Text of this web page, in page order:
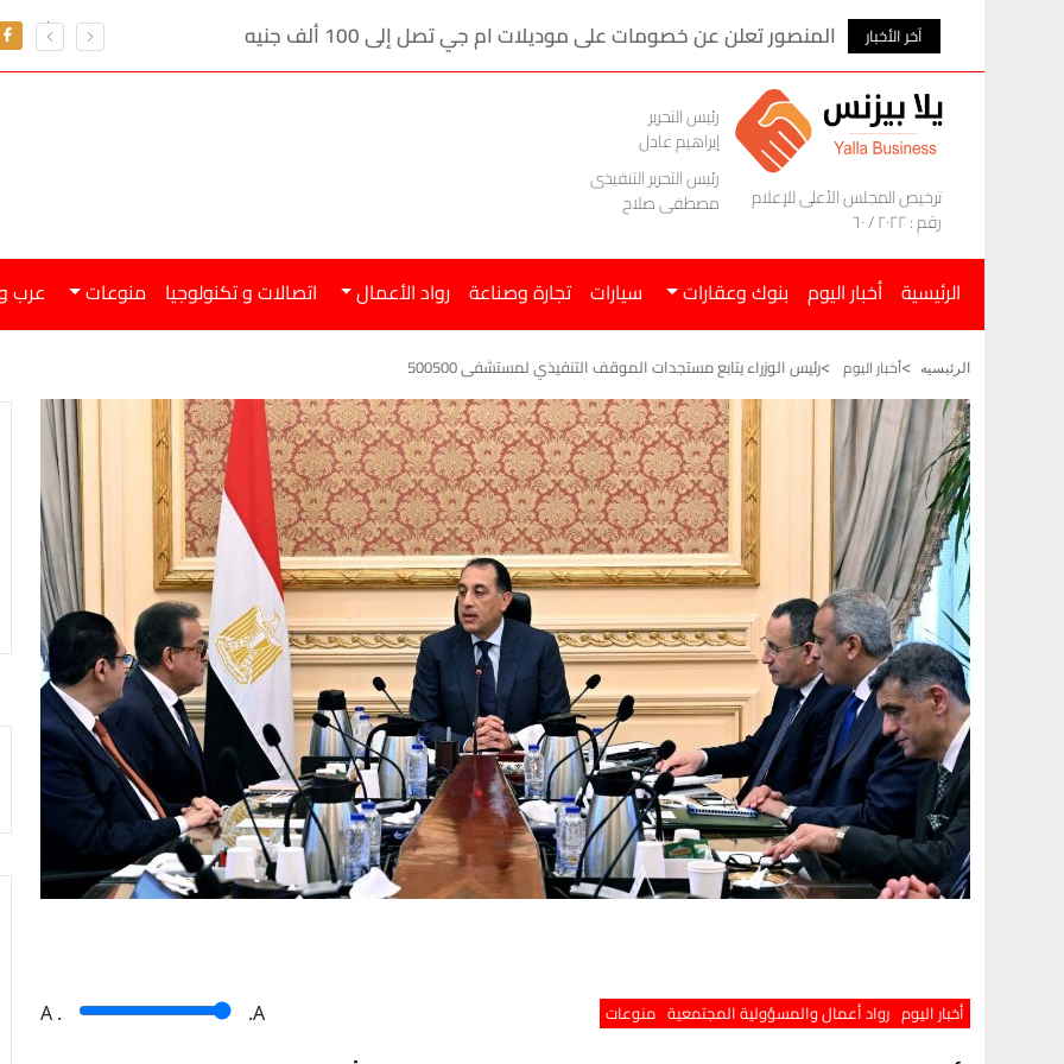
آخر الأخبار احتياطي النقد الأجنبي يرتفع 4.8 مليار دولار في 7 أشهر تعرف على سعر
ترخيص المجلس الأعلى للإعلام
رقم : ٢٠٢٢ / ٦٠
رئيس التحرير
إبراهيم عادل
رئيس التحرير التنفيذى
مصطفى صلاح
الرئيسية أخبار اليوم بنوك وعقارات سيارات تجارة وصناعة رواد الأعمال اتصالات و تكنولوجيا منوعات عرب
الرئيسيه أخبار اليوم رئيس الوزراء يتابع مستجدات الموقف التنفيذي لمستشفى 500500
أخبار اليوم رواد أعمال والمسؤولية المجتمعية منوعات A . .A